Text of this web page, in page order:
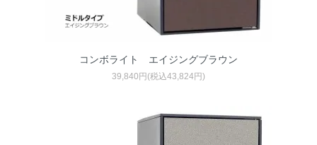
コンボライト エイジングブラウン
39,840円(税込43,824円)